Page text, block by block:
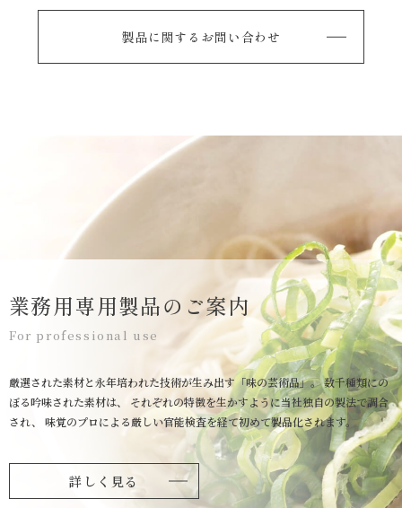
製品に関するお問い合わせ
業務用専用製品のご案内
For professional use
厳選された素材と永年培われた技術が生み出す「味の芸術品」。数千種類にの
ぼる吟味された素材は、
それぞれの特徴を生かすように当社独自の製法で調合
され、
味覚のプロによる厳しい官能検査を経て初めて製品化されます。
詳しく見る